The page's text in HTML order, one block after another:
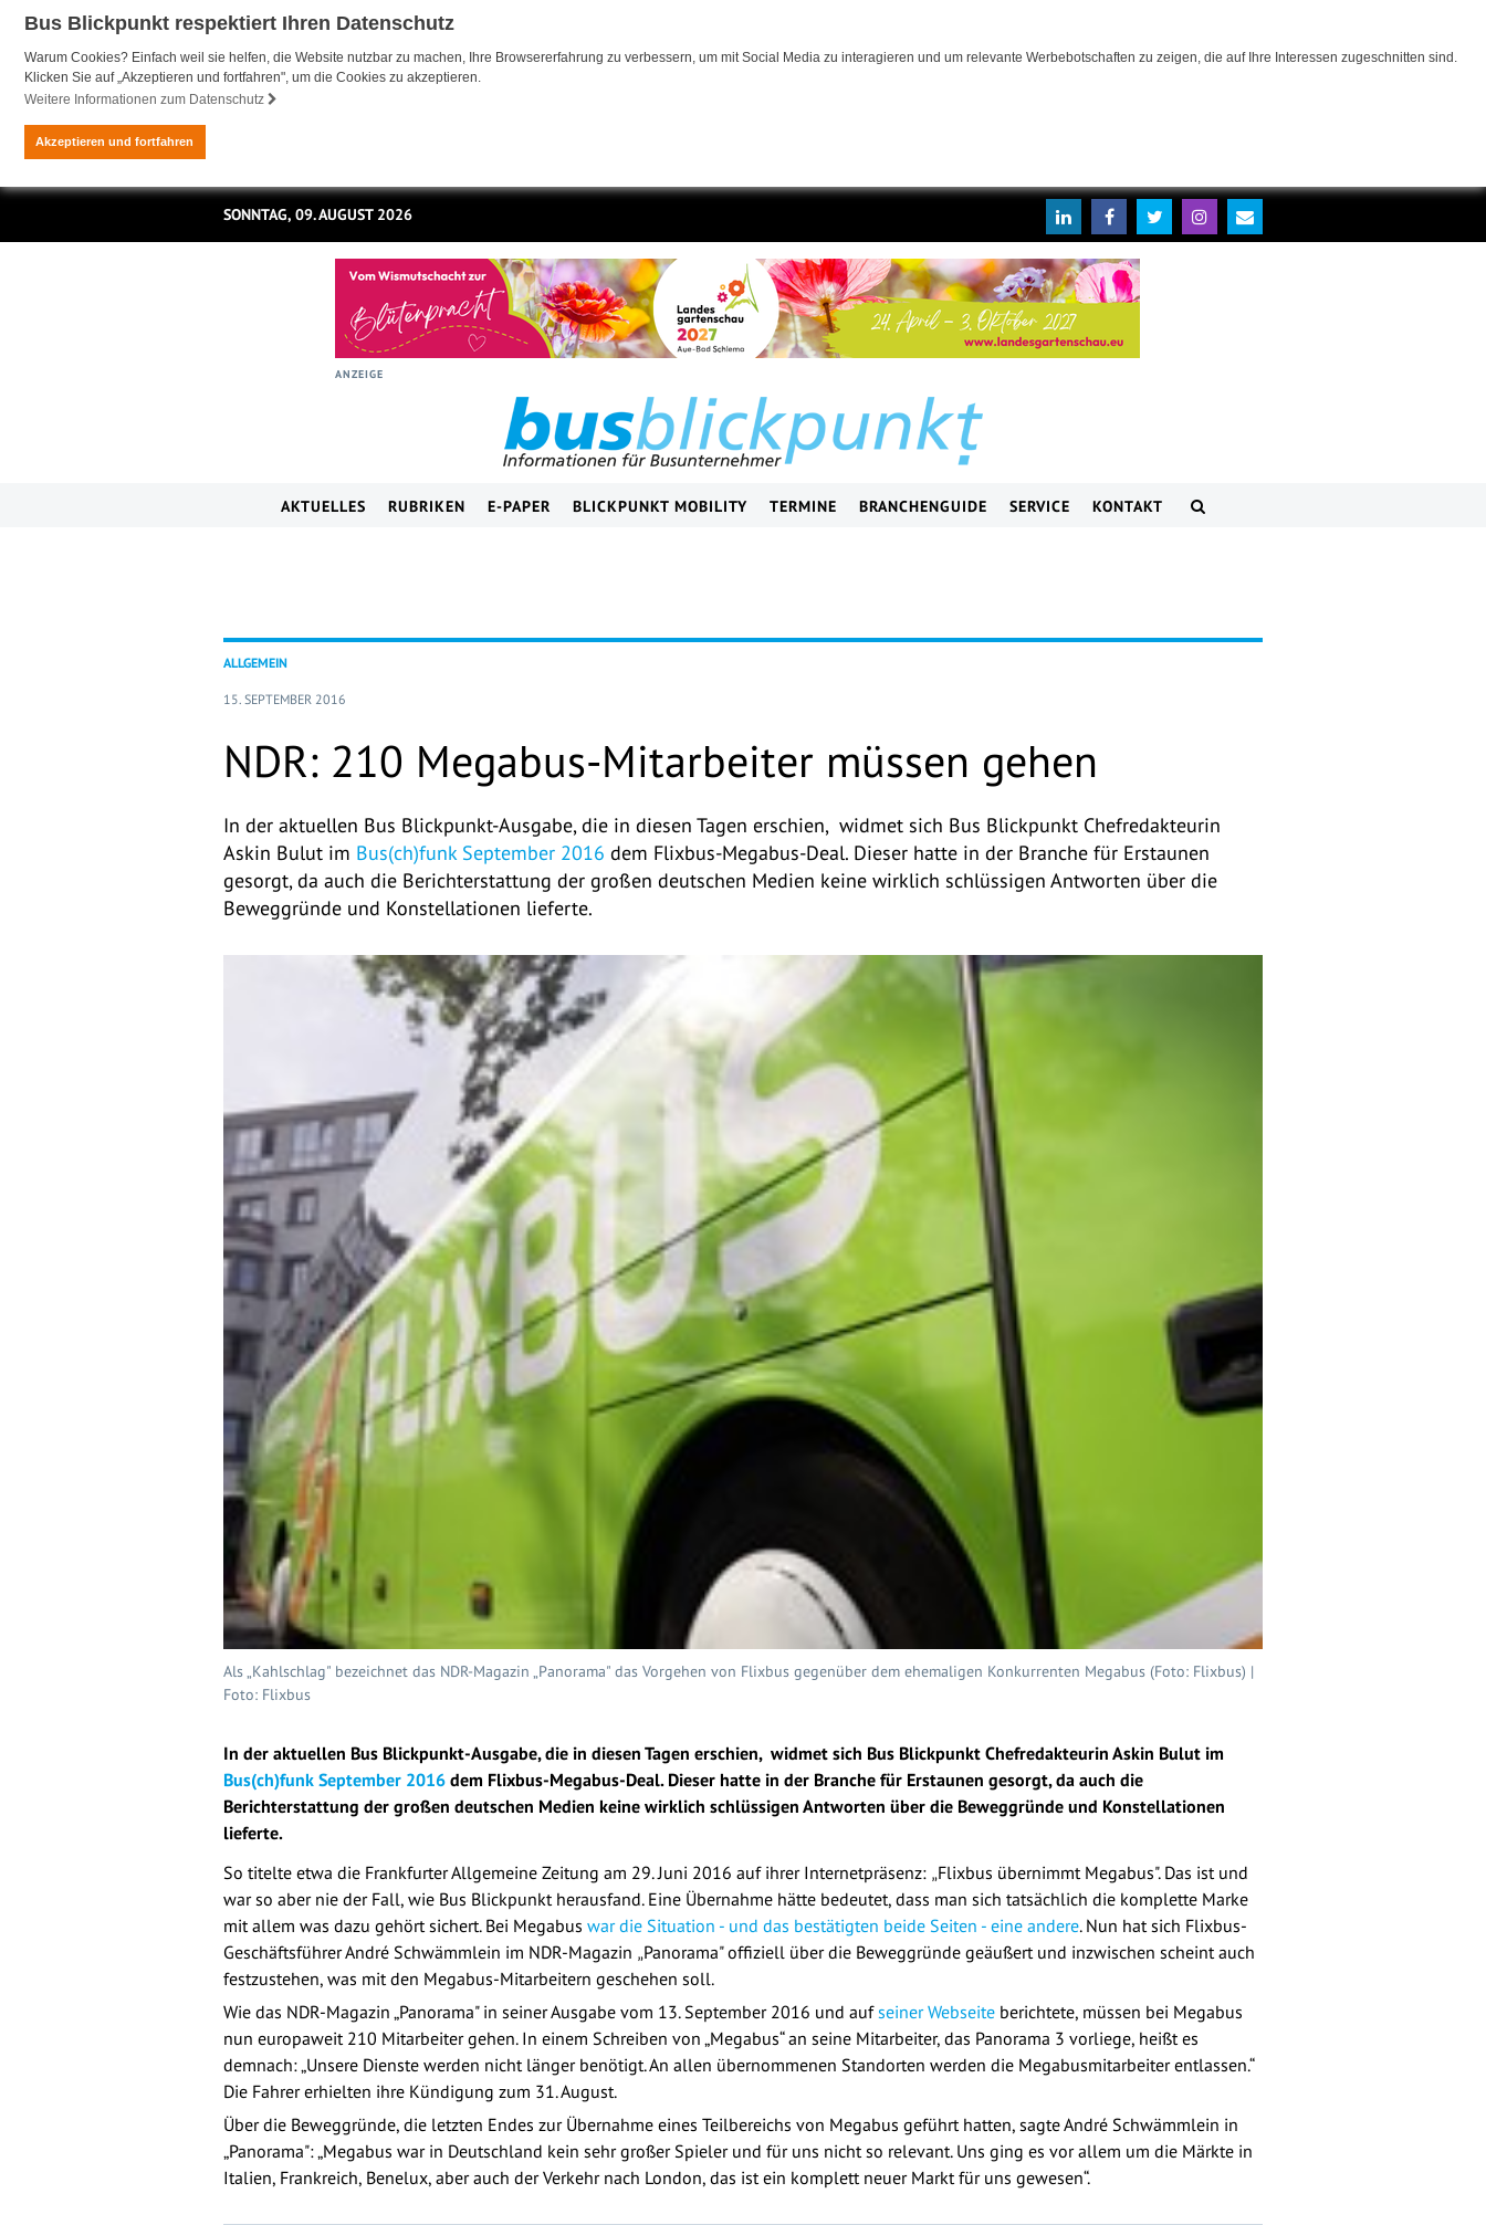
Bus Blickpunkt respektiert Ihren Datenschutz
Warum Cookies? Einfach weil sie helfen, die Website nutzbar zu machen, Ihre Browsererfahrung zu verbessern, um mit Social Media zu interagieren und um relevante Werbebotschaften zu zeigen, die auf Ihre Interessen zugeschnitten sind.
Klicken Sie auf „Akzeptieren und fortfahren", um die Cookies zu akzeptieren.
Weitere Informationen zum Datenschutz
Akzeptieren und fortfahren
SONNTAG, 09. AUGUST 2026
ANZEIGE
AKTUELLES RUBRIKEN E-PAPER BLICKPUNKT MOBILITY TERMINE BRANCHENGUIDE SERVICE KONTAKT
ALLGEMEIN
15. SEPTEMBER 2016
NDR: 210 Megabus-Mitarbeiter müssen gehen
In der aktuellen Bus Blickpunkt-Ausgabe, die in diesen Tagen erschien, widmet sich Bus Blickpunkt Chefredakteurin
Askin Bulut im Bus(ch)funk September 2016 dem Flixbus-Megabus-Deal. Dieser hatte in der Branche für Erstaunen
gesorgt, da auch die Berichterstattung der großen deutschen Medien keine wirklich schlüssigen Antworten über die
Beweggründe und Konstellationen lieferte.
Als „Kahlschlag" bezeichnet das NDR-Magazin „Panorama" das Vorgehen von Flixbus gegenüber dem ehemaligen Konkurrenten Megabus (Foto: Flixbus) |
Foto: Flixbus
In der aktuellen Bus Blickpunkt-Ausgabe, die in diesen Tagen erschien, widmet sich Bus Blickpunkt Chefredakteurin Askin Bulut im
Bus(ch)funk September 2016 dem Flixbus-Megabus-Deal. Dieser hatte in der Branche für Erstaunen gesorgt, da auch die
Berichterstattung der großen deutschen Medien keine wirklich schlüssigen Antworten über die Beweggründe und Konstellationen
lieferte.
So titelte etwa die Frankfurter Allgemeine Zeitung am 29. Juni 2016 auf ihrer Internetpräsenz: „Flixbus übernimmt Megabus". Das ist und
war so aber nie der Fall, wie Bus Blickpunkt herausfand. Eine Übernahme hätte bedeutet, dass man sich tatsächlich die komplette Marke
mit allem was dazu gehört sichert. Bei Megabus war die Situation - und das bestätigten beide Seiten - eine andere. Nun hat sich Flixbus-
Geschäftsführer André Schwämmlein im NDR-Magazin „Panorama" offiziell über die Beweggründe geäußert und inzwischen scheint auch
festzustehen, was mit den Megabus-Mitarbeitern geschehen soll.
Wie das NDR-Magazin „Panorama" in seiner Ausgabe vom 13. September 2016 und auf seiner Webseite berichtete, müssen bei Megabus
nun europaweit 210 Mitarbeiter gehen. In einem Schreiben von „Megabus“ an seine Mitarbeiter, das Panorama 3 vorliege, heißt es
demnach: „Unsere Dienste werden nicht länger benötigt. An allen übernommenen Standorten werden die Megabusmitarbeiter entlassen.“
Die Fahrer erhielten ihre Kündigung zum 31. August.
Über die Beweggründe, die letzten Endes zur Übernahme eines Teilbereichs von Megabus geführt hatten, sagte André Schwämmlein in
„Panorama": „Megabus war in Deutschland kein sehr großer Spieler und für uns nicht so relevant. Uns ging es vor allem um die Märkte in
Italien, Frankreich, Benelux, aber auch der Verkehr nach London, das ist ein komplett neuer Markt für uns gewesen“.